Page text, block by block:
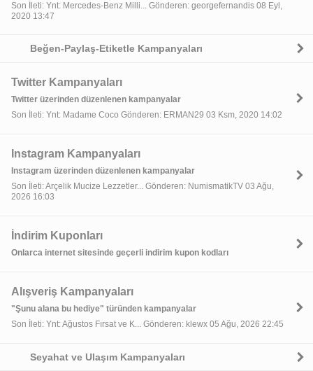
Son İleti: Ynt: Mercedes-Benz Milli... Gönderen: georgefernandis 08 Eyl,
2020 13:47
Beğen-Paylaş-Etiketle Kampanyaları
Twitter Kampanyaları
Twitter üzerinden düzenlenen kampanyalar
Son İleti: Ynt: Madame Coco Gönderen: ERMAN29 03 Ksm, 2020 14:02
Instagram Kampanyaları
Instagram üzerinden düzenlenen kampanyalar
Son İleti: Arçelik Mucize Lezzetler... Gönderen: NumismatikTV 03 Ağu,
2026 16:03
İndirim Kuponları
Onlarca internet sitesinde geçerli indirim kupon kodları
Alışveriş Kampanyaları
"Şunu alana bu hediye" türünden kampanyalar
Son İleti: Ynt: Ağustos Fırsat ve K... Gönderen: klewx 05 Ağu, 2026 22:45
Seyahat ve Ulaşım Kampanyaları